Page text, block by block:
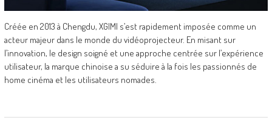
Créée en 2013 à Chengdu, XGIMI s’est rapidement imposée comme un
acteur majeur dans le monde du vidéoprojecteur. En misant sur
l’innovation, le design soigné et une approche centrée sur l’expérience
utilisateur, la marque chinoise a su séduire à la fois les passionnés de
home cinéma et les utilisateurs nomades.